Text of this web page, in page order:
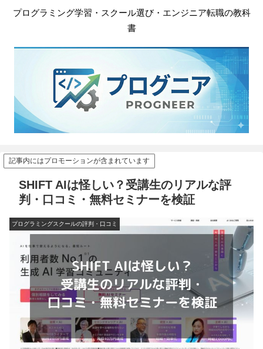
プログラミング学習・スクール選び・エンジニア転職の教科
書
記事内にはプロモーションが含まれています
SHIFT AIは怪しい？受講生のリアルな評
判・口コミ・無料セミナーを検証
プログラミングスクールの評判・口コミ